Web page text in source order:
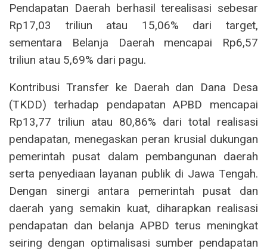
Pendapatan Daerah berhasil terealisasi sebesar
Rp17,03 triliun atau 15,06% dari target,
sementara Belanja Daerah mencapai Rp6,57
triliun atau 5,69% dari pagu.
Kontribusi Transfer ke Daerah dan Dana Desa
(TKDD) terhadap pendapatan APBD mencapai
Rp13,77 triliun atau 80,86% dari total realisasi
pendapatan, menegaskan peran krusial dukungan
pemerintah pusat dalam pembangunan daerah
serta penyediaan layanan publik di Jawa Tengah.
Dengan sinergi antara pemerintah pusat dan
daerah yang semakin kuat, diharapkan realisasi
pendapatan dan belanja APBD terus meningkat
seiring dengan optimalisasi sumber pendapatan